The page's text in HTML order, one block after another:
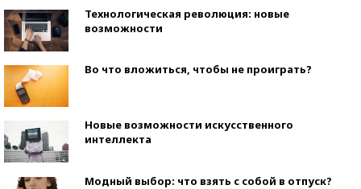
Технологическая революция: новые
возможности
Во что вложиться, чтобы не проиграть?
Новые возможности искусственного
интеллекта
Модный выбор: что взять с собой в отпуск?